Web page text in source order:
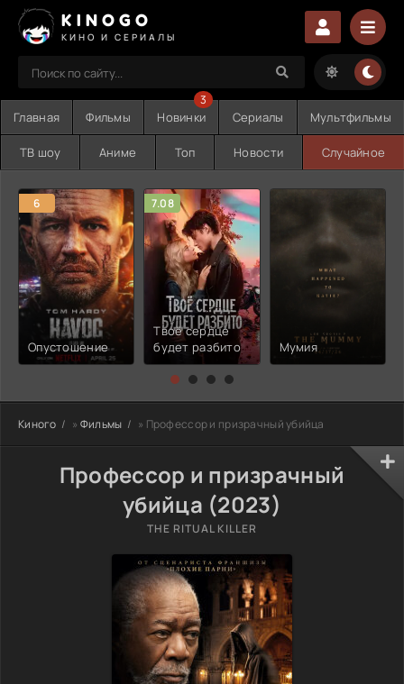
KINOGO
КИНО И СЕРИАЛЫ
Главная Фильмы Новинки
3
Сериалы Мультфильмы
ТВ шоу Аниме Топ Новости Случайное
6
Опустошение
7.08
Твоё сердце
будет разбито
Мумия
Киного » Фильмы » Профессор и призрачный убийца
Профессор и призрачный
убийца (2023)
THE RITUAL KILLER